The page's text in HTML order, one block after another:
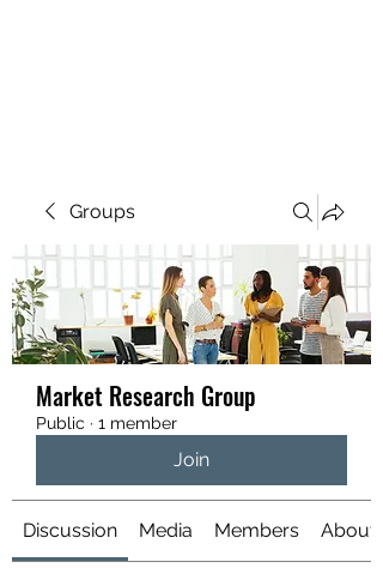
Groups
Market Research Group
Public · 1 member
Join
Discussion Media Members About